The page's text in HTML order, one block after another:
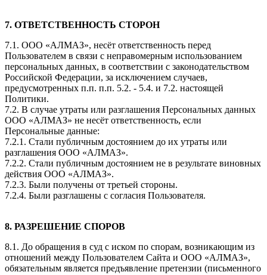
7. ОТВЕТСТВЕННОСТЬ СТОРОН
7.1. ООО «АЛМАЗ», несёт ответственность перед
Пользователем в связи с неправомерным использованием
персональных данных, в соответствии с законодательством
Российской Федерации, за исключением случаев,
предусмотренных п.п. п.п. 5.2. - 5.4. и 7.2. настоящей
Политики.
7.2. В случае утраты или разглашения Персональных данных
ООО «АЛМАЗ» не несёт ответственность, если
Персональные данные:
7.2.1. Стали публичным достоянием до их утраты или
разглашения ООО «АЛМАЗ».
7.2.2. Стали публичным достоянием не в результате виновных
действия ООО «АЛМАЗ».
7.2.3. Были получены от третьей стороны.
7.2.4. Были разглашены с согласия Пользователя.
8. РАЗРЕШЕНИЕ СПОРОВ
8.1. До обращения в суд с иском по спорам, возникающим из
отношений между Пользователем Сайта и ООО «АЛМАЗ»,
обязательным является предъявление претензии (письменного